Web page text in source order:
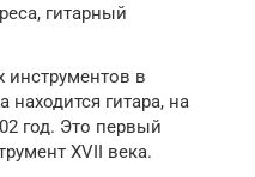
гитарный
в
гитара, на
год. Это первый
XVII века.